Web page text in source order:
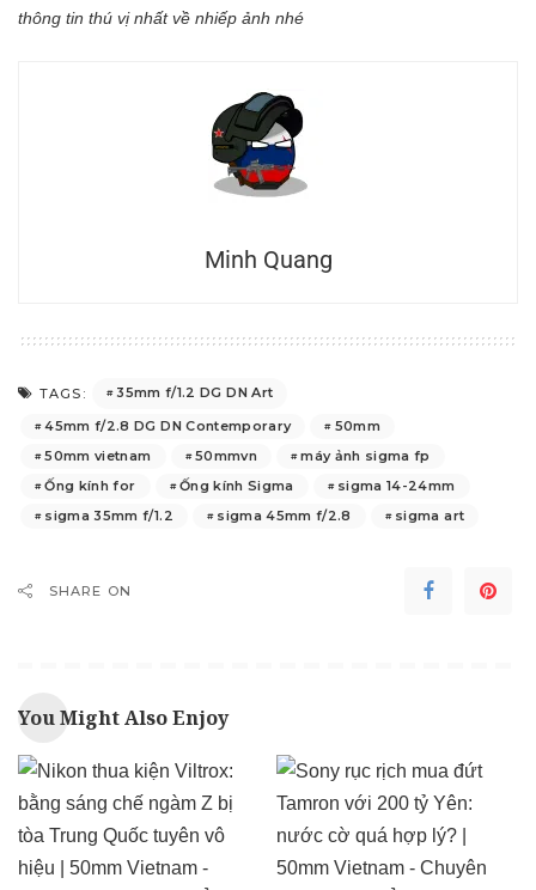
thông tin thú vị nhất về nhiếp ảnh nhé
Minh Quang
TAGS:
35mm f/1.2 DG DN Art
45mm f/2.8 DG DN Contemporary
50mm
50mm vietnam
50mmvn
máy ảnh sigma fp
Ống kính for
Ống kính Sigma
sigma 14-24mm
sigma 35mm f/1.2
sigma 45mm f/2.8 sigma art
SHARE ON
You Might Also Enjoy